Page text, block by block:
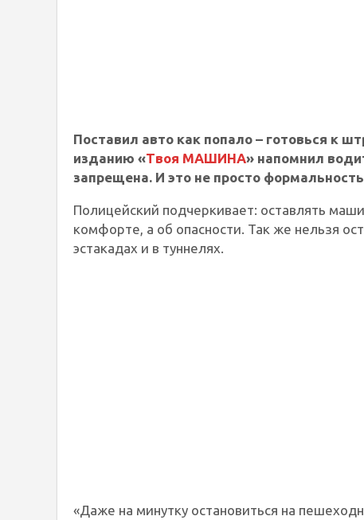
Поставил авто как попало – готовься к
изданию «Твоя МАШИНА» напомнил
запрещена. И это не просто
Полицейский подчеркивает: оставлять
комфорте, а об опасности. Так же нельзя
эстакадах и в туннелях.
«Даже на минутку остановиться на